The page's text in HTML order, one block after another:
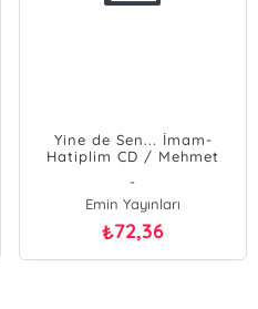
Yine de Sen... İmam-
Hatiplim CD / Mehmet
-
Emin Yayınları
₺72,36